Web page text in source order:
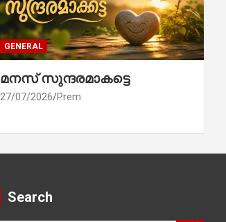
GENERAL
മനസ് സുന്ദരമാകട്ടെ
27/07/2026 Prem
Search